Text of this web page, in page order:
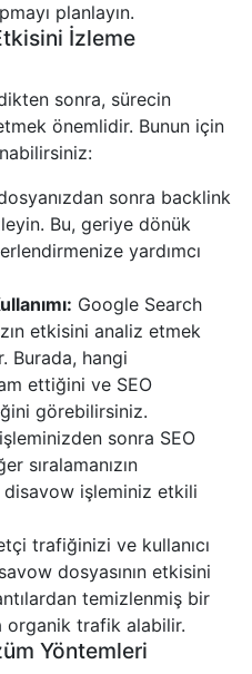
planlayın.
İzleme
sonra, sürecin
önemlidir. Bunun için
sonra backlink
Bu, geriye dönük
yardımcı
Google Search
etkisini analiz etmek
Burada, hangi
ettiğini ve SEO
görebilirsiniz.
sonra SEO
sıralamanızın
işleminiz etkili
trafiğinizi ve kullanıcı
dosyasının etkisini
temizlenmiş bir
trafik alabilir.
Yöntemleri